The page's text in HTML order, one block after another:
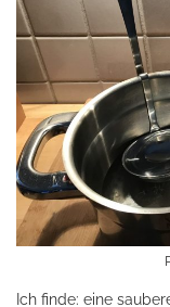
Ich finde: eine